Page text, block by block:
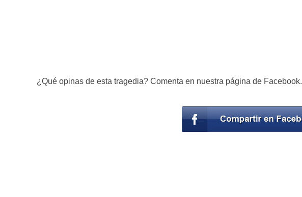
¿Qué opinas de esta tragedia? Comenta en nuestra página de Facebook.